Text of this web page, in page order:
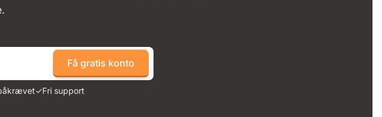
Få gratis konto
✓Fri support